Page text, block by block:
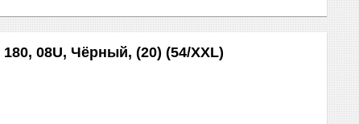
08U, Чёрный, (20) (54/XXL)